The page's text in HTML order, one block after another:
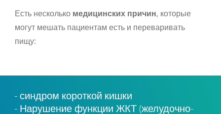
Есть несколько медицинских причин, которые
могут мешать пациентам есть и переваривать
пищу:
синдром короткой кишки
Нарушение функции ЖКТ (желудочно-